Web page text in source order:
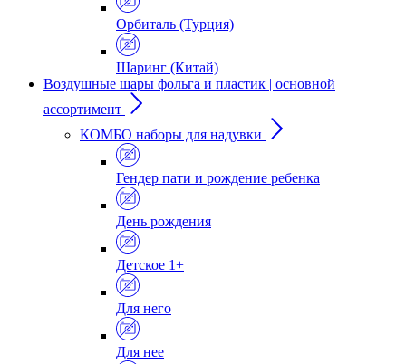
Орбиталь (Турция)
Шаринг (Китай)
Воздушные шары фольга и пластик | основной
ассортимент
КОМБО наборы для надувки
Гендер пати и рождение ребенка
День рождения
Детское 1+
Для него
Для нее